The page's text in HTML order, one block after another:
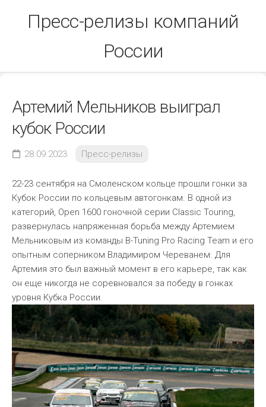
Пресс-релизы компаний
России
Артемий Мельников выиграл
кубок России
28.09.2023 Пресс-релизы
22-23 сентября на Смоленском кольце прошли гонки за
Кубок России по кольцевым автогонкам. В одной из
категорий, Open 1600 гоночной серии Classic Touring,
развернулась напряженная борьба между Артемием
Мельниковым из команды B-Tuning Pro Racing Team и его
опытным соперником Владимиром Череванем. Для
Артемия это был важный момент в его карьере, так как
он еще никогда не соревновался за победу в гонках
уровня Кубка России.